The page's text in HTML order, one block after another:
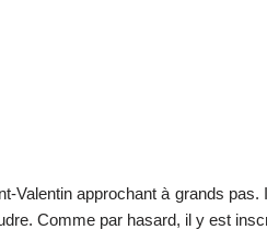
Valentin approchant à grands
Comme par hasard, il y est